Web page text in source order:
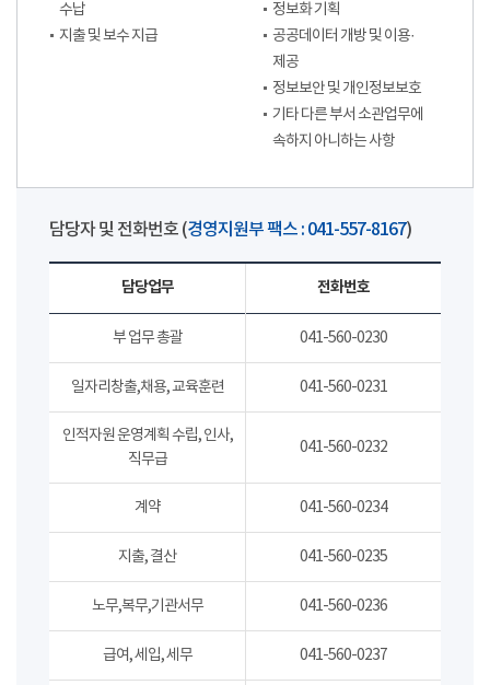
수납
지출 및 보수 지급
정보화 기획
공공데이터 개방 및 이용·
제공
정보보안 및 개인정보보호
기타 다른 부서 소관업무에
속하지 아니하는 사항
담당자 및 전화번호 (경영지원부 팩스 : 041-557-8167)
담당업무 전화번호
부 업무 총괄 041-560-0230
일자리창출,채용, 교육훈련 041-560-0231
인적자원 운영계획 수립, 인사,
직무급
041-560-0232
계약 041-560-0234
지출, 결산 041-560-0235
노무,복무,기관서무 041-560-0236
급여, 세입, 세무 041-560-0237